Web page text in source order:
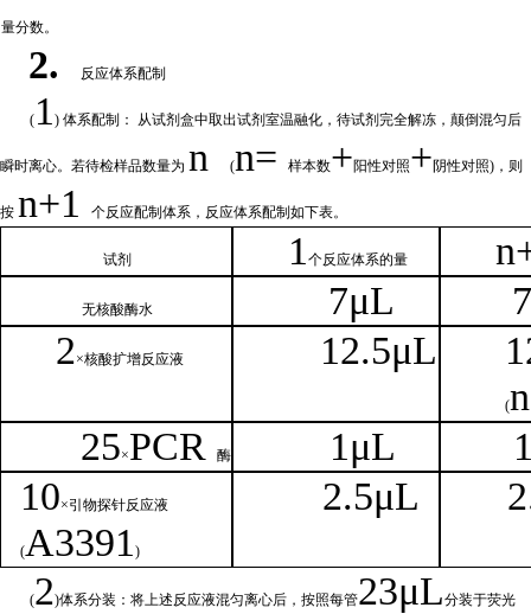
量分数。
2. 反应体系配制
(1 ) 体系配制： 从试剂盒中取出试剂室温融化，待试剂完全解冻，颠倒混匀后
瞬时离心。若待检样品数量为 n(n=样本数+阳性对照+阴性对照)，则
按n+1个反应配制体系，反应体系配制如下表。
试剂 1 个反应体系的量
无核酸酶水 7μL
2×核酸扩增反应液 12.5μL
(
25×PCR 酶 1μL
10×引物探针反应液
(A3391)
2.5μL 2
(2)体系分装：将上述反应液混匀离心后，按照每管23μL分装于荧光